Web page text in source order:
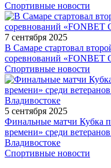
Спортивные новости
7 сентября 2025
В Самаре стартовал
соревнований «FONBET
Спортивные новости
5 сентября 2025
Финальные матчи Кубка
времени» среди
Владивостоке
Спортивные новости